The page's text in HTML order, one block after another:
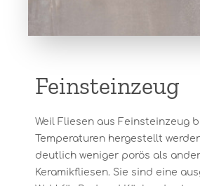
Feinsteinzeug
Weil Fliesen aus Feinsteinzeug
Temperaturen hergestellt
deutlich weniger porös als
Keramikfliesen. Sie sind eine